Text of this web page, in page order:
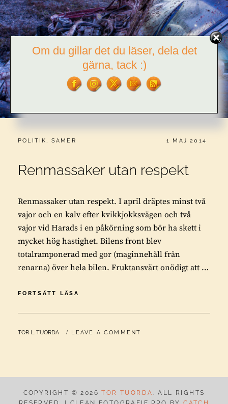
CATEGORIES:
POLITIK , SAMER PUBLICERAT
1 MAJ 2014
Renmassaker utan respekt
Renmassaker utan respekt. I april dräptes minst två
vajor och en kalv efter kvikkjokksvägen och två
vajor vid Harads i en påkörning som bör ha skett i
mycket hög hastighet. Bilens front blev
totalramponerad med gor (maginnehåll från
renarna) över hela bilen. Fruktansvärt onödigt att …
FORTSÄTT LÄSA
RESPEKT
BY
TOR L. TUORDA LEAVE A COMMENT
COPYRIGHT © 2026TOR TUORDA . ALL RIGHTS
Om du gillar det du läser, dela det
gärna, tack :)